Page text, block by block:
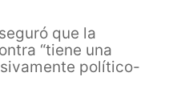
que la
“tiene una
político-